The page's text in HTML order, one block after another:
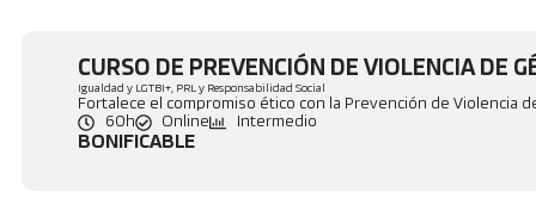
CURSO DE PREVENCIÓN DE VIOLENCIA DE
Igualdad y LGTBI+, PRL y Responsabilidad Social
Fortalece el compromiso ético con la Prevención de Violencia
60h
Online Intermedio
BONIFICABLE